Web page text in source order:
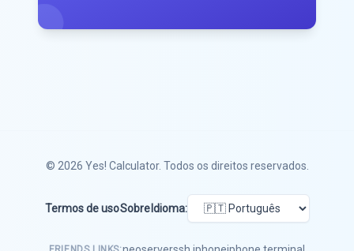
© 2026 Yes! Calculator. Todos os direitos reservados.
Termos de usoSobre Idioma: